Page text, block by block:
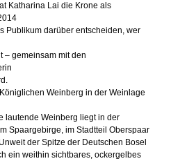
Katharina Lai die Krone als
Publikum darüber entscheiden, wer
– gemeinsam mit den
Weinberg in der Weinlage
lautende Weinberg liegt in der
Spaargebirge, im Stadtteil Oberspaar
der Spitze der Deutschen Bosel
ein weithin sichtbares, ockergelbes